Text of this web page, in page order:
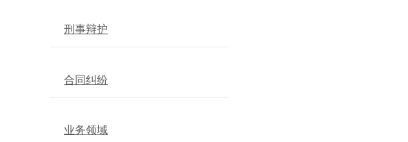
刑事辩护
合同纠纷
业务领域